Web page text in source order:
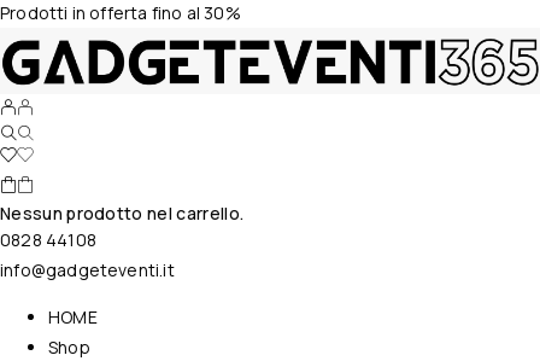
Prodotti in offerta fino al 30%
Nessun prodotto nel carrello.
0828 44108
info@gadgeteventi.it
HOME
Shop